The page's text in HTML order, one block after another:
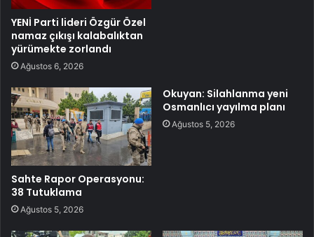
YENİ Parti lideri Özgür Özel
namaz çıkışı kalabalıktan
yürümekte zorlandı
Ağustos 6, 2026
Sahte Rapor Operasyonu:
38 Tutuklama
Ağustos 5, 2026
Okuyan: Silahlanma yeni
Osmanlıcı yayılma planı
Ağustos 5, 2026